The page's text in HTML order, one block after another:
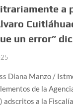
a
un error”
Diana Manzo /
de la
adscritos a la